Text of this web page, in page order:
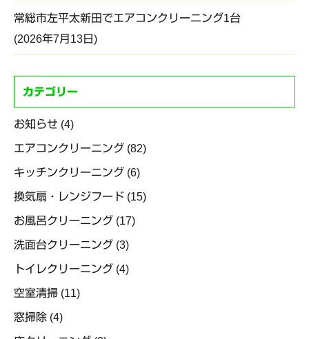
常総市左平太新田でエアコンクリーニング1台
2026年7月13日
カテゴリー
お知らせ (4)
エアコンクリーニング (82)
キッチンクリーニング (6)
換気扇・レンジフード (15)
お風呂クリーニング (17)
洗面台クリーニング (3)
トイレクリーニング (4)
空室清掃 (11)
窓掃除 (4)